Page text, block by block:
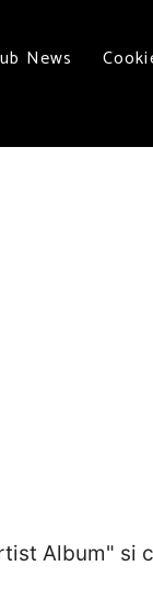
News
Album" si